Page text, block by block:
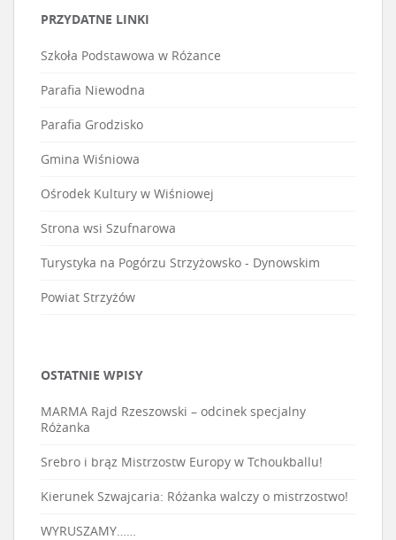
PRZYDATNE LINKI
Szkoła Podstawowa w Różance
Parafia Niewodna
Parafia Grodzisko
Gmina Wiśniowa
Ośrodek Kultury w Wiśniowej
Strona wsi Szufnarowa
Turystyka na Pogórzu Strzyżowsko - Dynowskim
Powiat Strzyżów
OSTATNIE WPISY
MARMA Rajd Rzeszowski – odcinek specjalny
Różanka
Srebro i brąz Mistrzostw Europy w Tchoukballu!
Kierunek Szwajcaria: Różanka walczy o mistrzostwo!
WYRUSZAMY……